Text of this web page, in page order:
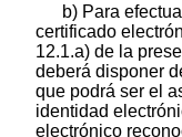
b) Para
certificado
12.1.a) de la
deberá disponer
que podrá ser el
identidad
electrónico